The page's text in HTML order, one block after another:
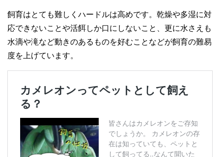
飼育はとても難しくハードルは高めです。乾燥や多湿に対
応できないことや活餌しか口にしないこと、更に水さえも
水滴や滝など動きのあるものを好むことなどが飼育の難易
度を上げています。